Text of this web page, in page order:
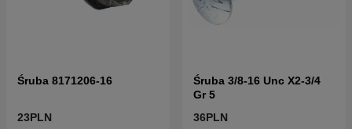
Śruba 8171206-16
23PLN
Śruba 3/8-16 Unc X2-3/4
Gr 5
36PLN